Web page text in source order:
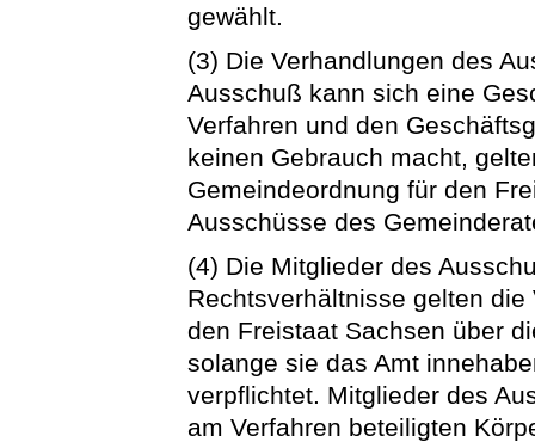
gewählt.
(3) Die Verhandlungen des
Ausschuß kann sich eine
Verfahren und den
keinen Gebrauch macht,
Gemeindeordnung für den
Ausschüsse des
(4) Die Mitglieder des
Rechtsverhältnisse gelten
den Freistaat Sachsen über
solange sie das Amt
verpflichtet. Mitglieder des
am Verfahren beteiligten